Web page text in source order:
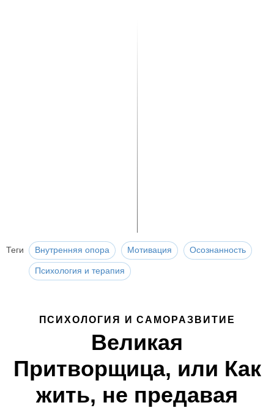
Теги Внутренняя опора Мотивация Осознанность
Психология и терапия
ПСИХОЛОГИЯ И САМОРАЗВИТИЕ
Великая
Притворщица, или Как
жить, не предавая